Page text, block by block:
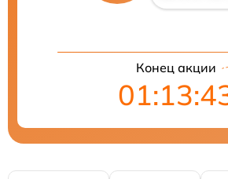
Конец акции